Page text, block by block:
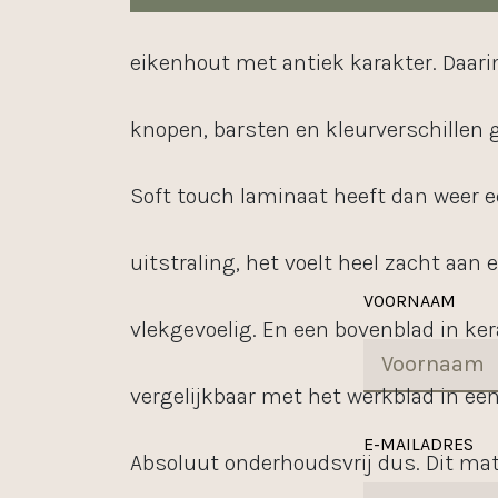
eikenhout met antiek karakter.
knopen, barsten en kleurverschillen
Soft touch laminaat heeft dan weer
uitstraling, het voelt heel zacht aan
vlekgevoelig. En een bovenblad in
vergelijkbaar met het werkblad in
Absoluut onderhoudsvrij dus. Dit
VOORNAAM
E-MAILADRES